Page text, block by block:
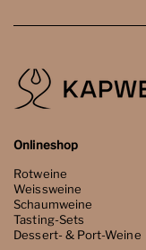
Onlineshop
Rotweine
Weissweine
Schaumweine
Tasting-Sets
Dessert- & Port-Weine